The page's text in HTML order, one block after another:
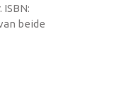
beide